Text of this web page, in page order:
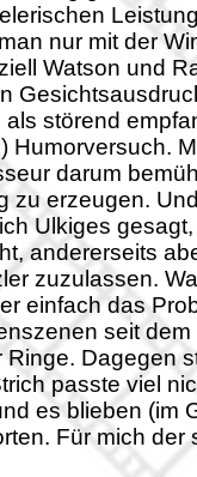
nur mit der
Watson und
als störend
Humorversuch.
darum
zu erzeugen.
Ulkiges
andererseits
zuzulassen.
einfach das
seit
Ringe. Dagegen
passte viel
es blieben (im
Für mich der